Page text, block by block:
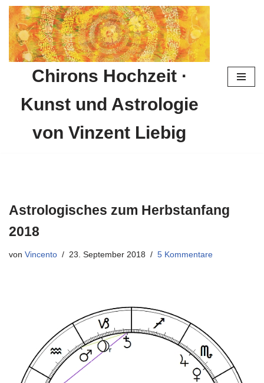
Zum
Inhalt
springen
Chirons Hochzeit ·
Kunst und Astrologie
von Vinzent Liebig
Astrologisches zum Herbstanfang
2018
von Vincento 23. September 2018 5 Kommentare